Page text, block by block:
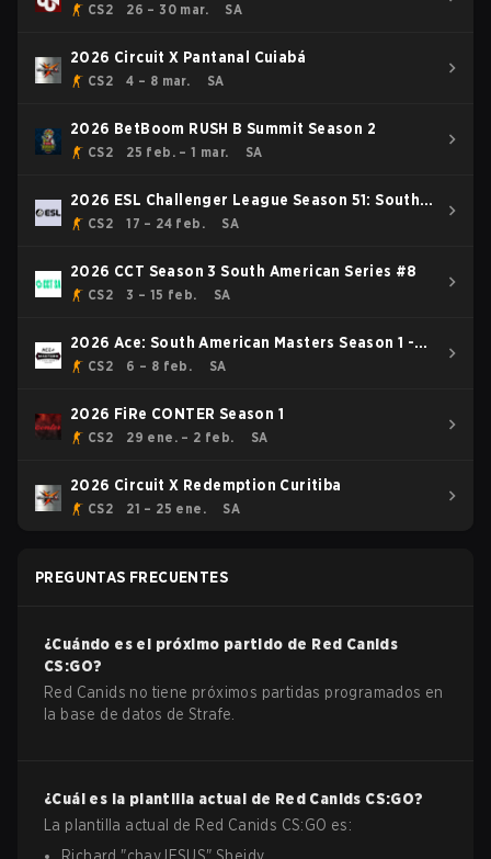
CS2 26 – 30 mar. SA
2026 Circuit X Pantanal Cuiabá
CS2 4 – 8 mar. SA
2026 BetBoom RUSH B Summit Season 2
CS2 25 feb. – 1 mar. SA
2026 ESL Challenger League Season 51: South
America - Cup #1
CS2 17 – 24 feb. SA
2026 CCT Season 3 South American Series #8
CS2 3 – 15 feb. SA
2026 Ace: South American Masters Season 1 -
BLAST Premier Rising Event
CS2 6 – 8 feb. SA
2026 FiRe CONTER Season 1
CS2 29 ene. – 2 feb. SA
2026 Circuit X Redemption Curitiba
CS2 21 – 25 ene. SA
PREGUNTAS FRECUENTES
¿Cuándo es el próximo partido de Red Canids
CS:GO?
Red Canids no tiene próximos partidas programados en
la base de datos de Strafe.
¿Cuál es la plantilla actual de Red Canids CS:GO?
La plantilla actual de Red Canids CS:GO es: